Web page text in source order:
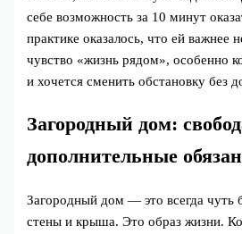
себе возможность за 10 минут
практике оказалось, что ей важнее
чувство «жизнь рядом», особенно
и хочется сменить обстановку без
Загородный дом:
дополнительные
Загородный дом — это всегда чуть
стены и крыша. Это образ жизни.